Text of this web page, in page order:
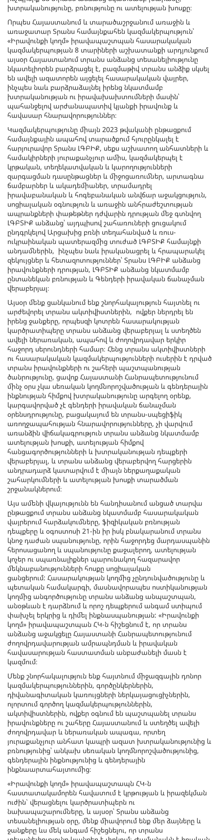
խտրականությունը, բռնությունը ու ատելության խոսքը։
Որպես Հայաստանում և տարածաշրջանում առաջին և
առաջատար Տրանս համայնքահեն կազմակերպություն՝
«Իրավունքի կողմ» իրավապաշտպան հասարակական
կազմակերպության 8 տարիների աշխատանքի արդյունքում
այսօր Հայաստանում տրանս անձանց տեսանելիությունը
նկատելիորեն բարձրացել է, բազմաթիվ տրանս անձիք սկսել
են ավելի ազատորեն այցելել հասարակական վայրեր,
ինչպես նաև բարձրաձայնել իրենց նկատմամբ
խտրականության ու իրավախախտումների մասին՝
պահանջելով արժանապատիվ կյանքի իրավունք և
հավասար հնարավորություններ։
Կազմակերպությունը միայն 2023 թվականի ընթացքում
համայնքային ապահով տարածքում հյուրընկալել է
հարյուրավոր Տրանս ԼԳԲԻՔ, սեքս աշխատող անհատների և
համակիրների յուրաքանչյուր ամիս, կազմակերպել է
կրթական, տեղեկատվական և կարողությունների
զարգացման դասընթացներ և միջոցառումներ, արտագնա
ճամբարներ և ակադեմիաներ, տրամադրել
իրավաբանական և հոգեբանական անվճար աջակցություն,
սոցիալական օգնություն և առաջին անհրաժեշտության
ապրանքների փաթեթներ դժվարին դրության մեջ գտնվող
ԼԳԲՏԻՔ անձանց՝ այդպիսով շահառուների ցուցակում
ընդգրկելով Արցախից բռնի տեղահանված և ռուս-
ուկրաինական պատերազմից տուժած ԼԳԲՏԻՔ համայնքի
անդամներին, ինչպես նաև իրականացրել և հրապարակել
զեկույցներ և հետազոտություններ՝ Տրանս ԼԳԲԻՔ անձանց
իրավունքների դրության, ԼԳԲՏԻՔ անձանց նկատմամբ
ընտանեկան բռնության և Գենդերի իրավական ճանաչման
վերաբերյալ։
Այսօր մենք ցանկանում ենք շնորհակալություն հայտնել ու
արժեվորել տրանս ակտիվիստներին, ովքեր ներդրել են
իրենց ջանքերը, որպեսզի կոտրեն հասարակության
կարծրատիպերը տրանս անձանց վերաբերյալ և ստեղծեն
ավելի ներառական, ապահով և ժողովրդավար երկիր
հաջորդ սերունդների համար։ Հենց տրանս ակտիվիստների
ու հասարակական կազմակերպությունների ուսերին է դրված
տրանս իրավունքների ու շահերի պաշտպանության
ծանրությունը, ցավոք Հայաստանի Հանրապետությունում
մինչ օրս չկա սեռական կողմնորոշվածության և գենդերային
ինքնության հիմքով խտրականությունը արգելող օրենք,
կարգավորված չէ գենդերի իրավական ճանաչման
օրենսդրությունը, բացակայում են տրանս-սպեցիֆիկ
առողջապահության հնարավորությունները, չի վարվում
առանձին վիճակագրություն տրանս անձանց նկատմամբ
ատելության խոսքի, ատելության հիմքով
հանցագործությունների և խտրականության դեպքերի
վերաբերյալ, և տրանս անձանց վերաբերվող հարցերին
անդրադարձ կատարվում է միայն ներքաղաքական
շահարկումների և ատելության խոսքի տարածման
շրջանակներում։
Այս ամենի վկայությունն են հանդիսանում անցած տարվա
ընթացքում տրանս անձանց նկատմամբ հասարակական
վայրերում հարձակումները, ֆիզիկական բռնության
դեպքերը և օգոստոսի 21-ին իր իսկ բնակարանում տրանս
կնոջ դաժան սպանությունը, որին հաջորդեց մարդասպանին
հերոսացանող և սպանությունը քաջալերող, ատելության
կոչեր ու սպառնալիքներ պարունակող հազարավոր
մեկնաբանությունների հոսքը սոցիալական
ցանցերում: Հասարակության կողմից չընդունվածությունը և
պետական համակարգի, մասնավորապես ոստիկանության
կողմից անգործությունը տրանս անձանց անպաշտպան,
անօթևան է դարձնում և որոշ դեպքերում անգամ ստիպում
փախչել երկրից և դիմել ինքնասպանության: «Իրավունքի
կողմ» իրավապաշտպան ՀԿ-ն հիշեցնում է, որ տրանս
անձանց աջակցելը Հայաստանի Հանրապետությունում
ժողովրդավարության ամրապնդման և իրավական
հավասարության հաստատման անբաժանելի մասն է
կազմում։
Մենք շնորհակալություն ենք հայտնում միջազգային դոնոր
կազմակերպություններին, գործընկերներին,
դիվանագիտական կառույցների ներկայացուցիչներին,
ոլորտում գործող կազմակերպություններին,
ակտիվիստներին, ովքեր օգնում են պաշտպանել տրանս
իրավունքները ու շահերը Հայաստանում և ստեղծել ավելի
ժողովրդավար և ներառական ապագա, որտեղ
յուրաքանչյուր անհատ կապրի ազատ խտրականությունից և
բռնությունից՝ անկախ սեռական կողմնորոշվածությունից,
գենդերային ինքնությունից և գենդերային
ինքնաարտահայտումից։
«Իրավունքի կողմ» իրավապաշտապն ՀԿ-ն
հաստատակամորեն հավատում է կրթության և իրազեկման
ուժին` վերացնելու կարծրատիպերն ու
նախապաշարումները, և այսօր՝ Տրանս անձանց
տեսանելիության օրը, մենք միավորում ենք մեր ձայները և
ջանքերը ևս մեկ անգամ հիշեցնելու, որ տրանս